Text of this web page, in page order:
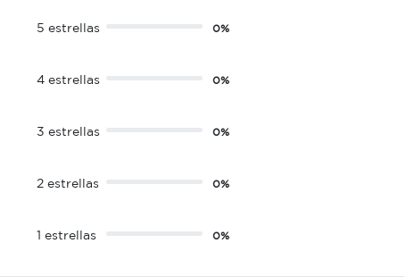
5 estrellas 0%
4 estrellas 0%
3 estrellas 0%
2 estrellas 0%
1 estrellas 0%